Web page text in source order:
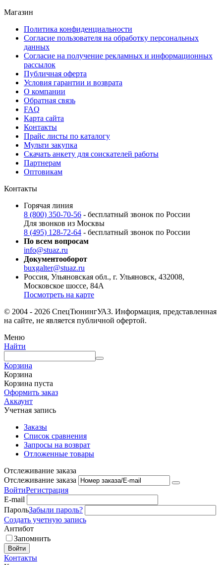
Магазин
Политика конфиденциальности
Согласие пользователя на обработку персональных
данных
Согласие на получение рекламных и информационных
рассылок
Публичная оферта
Условия гарантии и возврата
О компании
Обратная связь
FAQ
Карта сайта
Контакты
Прайс листы по каталогу
Мульти закупка
Скачать анкету для соискателей работы
Партнерам
Оптовикам
Контакты
Горячая линия
8 (800) 350-70-56 - бесплатный звонок по России
Для звонков из Москвы
8 (495) 128-72-64 - бесплатный звонок по России
По всем вопросам
info@stuaz.ru
Документооборот
buxgalter@stuaz.ru
Россия, Ульяновская обл., г. Ульяновск, 432008,
Московское шоссе, 84А
Посмотреть на карте
© 2004 - 2026 СпецТюнингУАЗ. Информация, представленная
на сайте, не является публичной офертой.
Меню
Найти
Корзина
Корзина
Корзина пуста
Оформить заказ
Аккаунт
Учетная запись
Заказы
Список сравнения
Запросы на возврат
Отложенные товары
Отслеживание заказа
Отслеживание заказа
ВойтиРегистрация
E-mail
ПарольЗабыли пароль?
Создать учетную запись
Антибот
Запомнить
Войти
Контакты